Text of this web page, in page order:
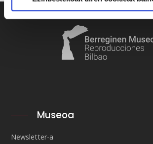
Museoa
Newsletter-a